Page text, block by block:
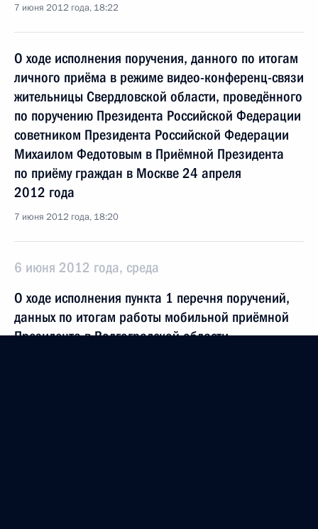
7 июня 2012 года, 18:22
О ходе исполнения поручения, данного по итогам
личного приёма в режиме видео-конференц-связи
жительницы Свердловской области, проведённого
по поручению Президента Российской Федерации
советником Президента Российской Федерации
Михаилом Федотовым в Приёмной Президента
по приёму граждан в Москве 24 апреля
2012 года
7 июня 2012 года, 18:20
6 июня 2012 года, среда
О ходе исполнения пункта 1 перечня поручений,
данных по итогам работы мобильной приёмной
Президента в Волгоградской области